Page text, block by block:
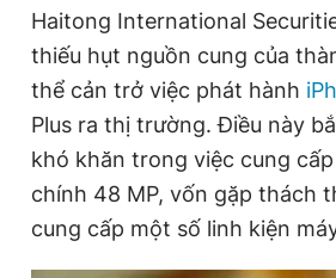
Tiện ích Bạn
Thông tin tòa soạn Liên
Haitong International
thiếu hụt nguồn cung của
thể cản trở việc phát hành
Plus ra thị trường. Điều này
khó khăn trong việc cung
chính 48 MP, vốn gặp thách
cung cấp một số linh kiện